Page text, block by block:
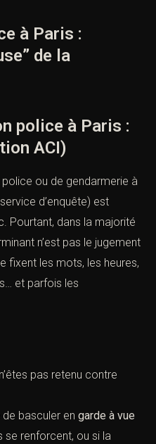
à Paris :
de la
police à Paris :
ACI)
ou de gendarmerie à
d’enquête) est
Pourtant, dans la majorité
n’est pas le jugement
fixent les mots, les heures,
et parfois les
pas retenu contre
basculer en garde à vue
se renforcent, ou si la